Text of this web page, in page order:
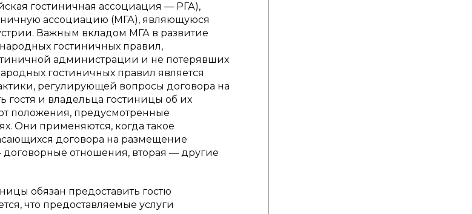
гостиничная ассоциация — РГА),
ассоциацию (МГА), являющуюся
Важным вкладом МГА в развитие
гостиничных правил,
администрации и не потерявших
гостиничных правил является
регулирующей вопросы договора на
и владельца гостиницы об их
положения, предусмотренные
Они применяются, когда такое
договора на размещение
договорные отношения, вторая — другие
обязан предоставить гостю
что предоставляемые услуги